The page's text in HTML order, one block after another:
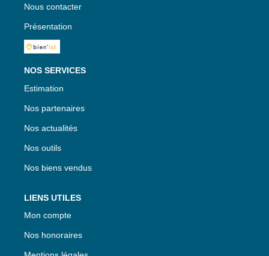
Nous contacter
Présentation
NOS SERVICES
Estimation
Nos partenaires
Nos actualités
Nos outils
Nos biens vendus
LIENS UTILES
Mon compte
Nos honoraires